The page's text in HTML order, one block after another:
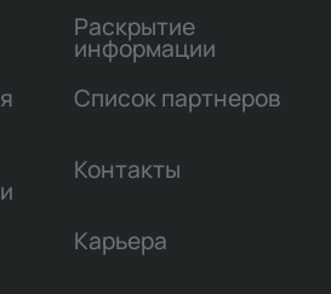
Раскрытие
информации
Список партнеров
Контакты
Карьера